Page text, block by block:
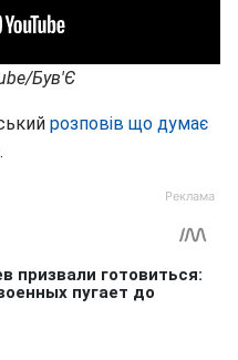
Був'Є
розповів що думає
.